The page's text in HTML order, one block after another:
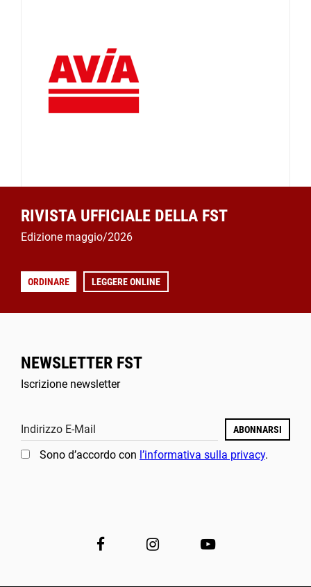
RIVISTA UFFICIALE DELLA FST
Edizione maggio/2026
ORDINARE LEGGERE ONLINE
NEWSLETTER FST
Iscrizione newsletter
Indirizzo E-Mail ABONNARSI
Sono d’accordo con l’informativa sulla privacy.